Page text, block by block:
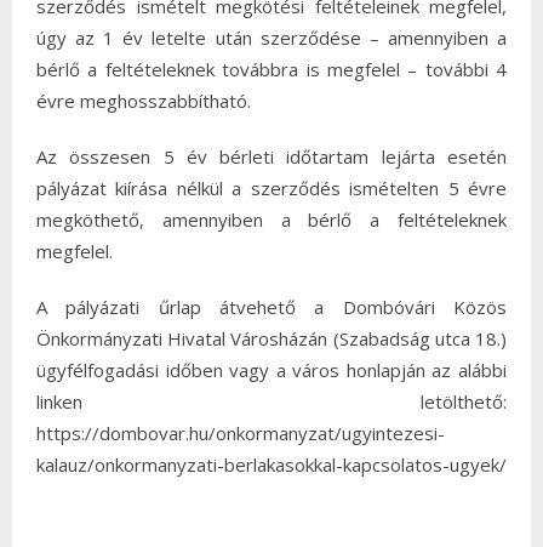
szerződés ismételt megkötési feltételeinek megfelel,
úgy az 1 év letelte után szerződése – amennyiben a
bérlő a feltételeknek továbbra is megfelel – további 4
évre meghosszabbítható.
Az összesen 5 év bérleti időtartam lejárta esetén
pályázat kiírása nélkül a szerződés ismételten 5 évre
megköthető, amennyiben a bérlő a feltételeknek
megfelel.
A pályázati űrlap átvehető a Dombóvári Közös
Önkormányzati Hivatal Városházán (Szabadság utca 18.)
ügyfélfogadási időben vagy a város honlapján az alábbi
linken letölthető:
https://dombovar.hu/onkormanyzat/ugyintezesi-
kalauz/onkormanyzati-berlakasokkal-kapcsolatos-ugyek/